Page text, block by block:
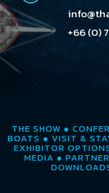
+66 (0)
THE SHOW ●
BOATS ● VISIT &
EXHIBITOR
MEDIA ●